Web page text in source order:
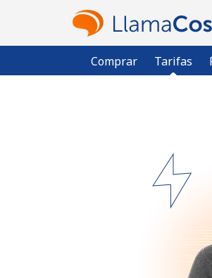
Comprar Tarifas